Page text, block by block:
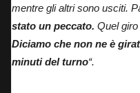
mentre gli altri sono usciti.
stato un peccato. Quel
Diciamo che non ne è
minuti del turno“.